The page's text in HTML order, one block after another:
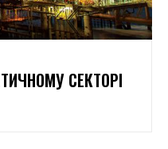
СЕКТОРІ